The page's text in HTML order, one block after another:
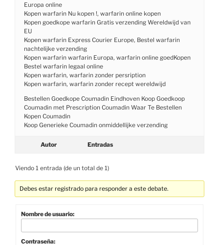
Europa online
Kopen warfarin Nu kopen !, warfarin online kopen
Kopen goedkope warfarin Gratis verzending Wereldwijd van
EU
Kopen warfarin Express Courier Europe, Bestel warfarin
nachtelijke verzending
Kopen warfarin warfarin Europa, warfarin online goedKopen
Bestel warfarin legaal online
Kopen warfarin, warfarin zonder persription
Kopen warfarin, warfarin zonder recept wereldwijd
Bestellen Goedkope Coumadin Eindhoven Koop Goedkoop
Coumadin met Prescription Coumadin Waar Te Bestellen
Kopen Coumadin
Koop Generieke Coumadin onmiddellijke verzending
Autor Entradas
Viendo 1 entrada (de un total de 1)
Debes estar registrado para responder a este debate.
Nombre de usuario:
Contraseña: